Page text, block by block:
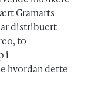
Gramarts
distribuert
to
i
hvordan dette